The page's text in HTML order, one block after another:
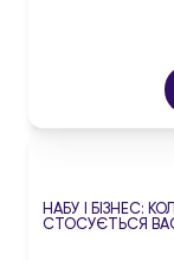
НАБУ І БІЗНЕС:
СТОСУЄТЬСЯ